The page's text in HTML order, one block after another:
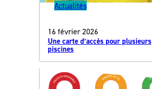
Actualités
16 février 2026
Une carte d’accès pour plusieurs
piscines